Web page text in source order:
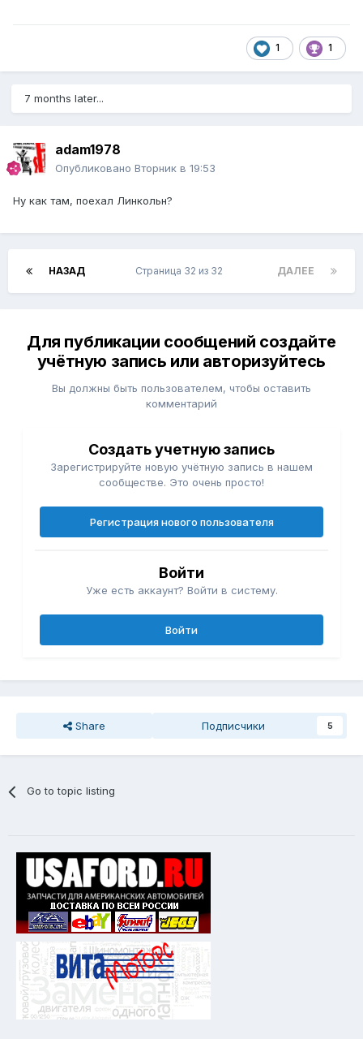
1 1
7 months later...
adam1978
Опубликовано Вторник в 19:53
Ну как там, поехал Линкольн?
НАЗАД ДАЛЕЕ
Страница 32 из 32
Для публикации сообщений создайте
учётную запись или авторизуйтесь
Вы должны быть пользователем, чтобы оставить
комментарий
Создать учетную запись
Зарегистрируйте новую учётную запись в нашем
сообществе. Это очень просто!
Регистрация нового пользователя
Войти
Уже есть аккаунт? Войти в систему.
Войти
Share Подписчики 5
Go to topic listing